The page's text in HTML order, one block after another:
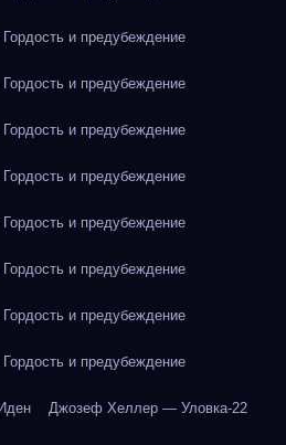
и предубеждение
и предубеждение
и предубеждение
и предубеждение
и предубеждение
и предубеждение
и предубеждение
и предубеждение
Джозеф Хеллер — Уловка-22